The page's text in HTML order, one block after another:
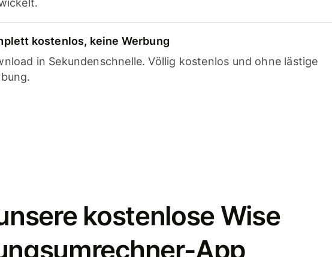
kostenlos, keine Werbung
in Sekundenschnelle. Völlig kostenlos und ohne lästige
kostenlose Wise
App